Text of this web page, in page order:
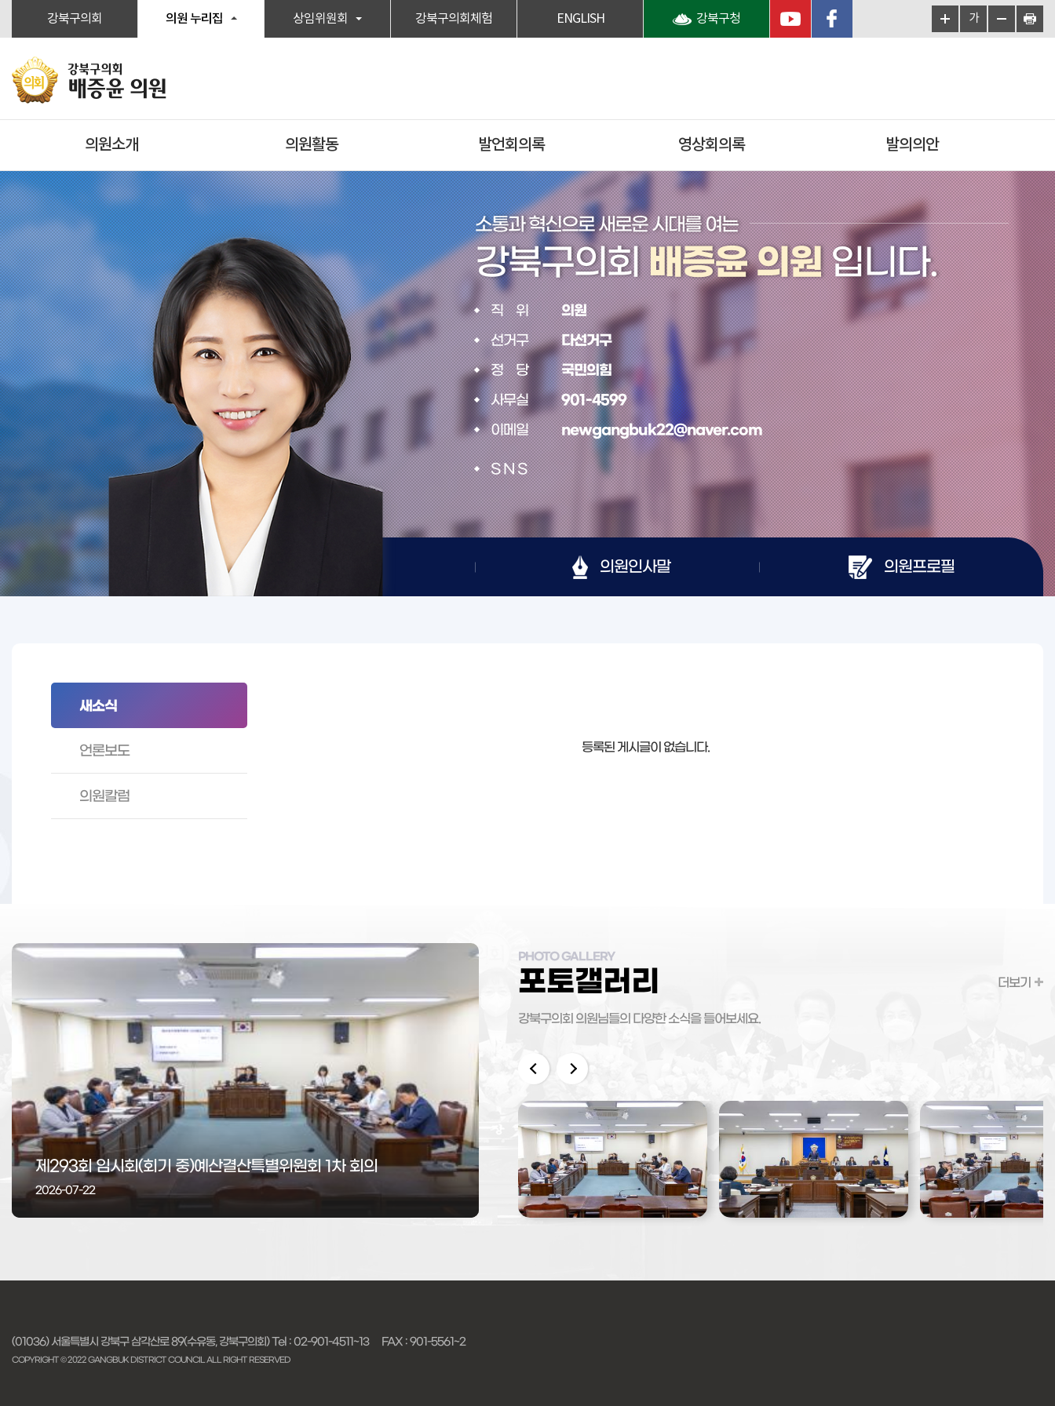
강북구의회
의원 누리집 상임위원회 강북구의회체험 ENGLISH 강북구청 가
강북구의회
배증윤 의원
의원소개 의원활동 발언회의록 영상회의록 발의의안
소통과 혁신으로 새로운 시대를 여는
강북구의회배증윤 의원입니다.
직위 의원
선거구 다선거구
정당 국민의힘
사무실 901-4599
이메일 newgangbuk22@naver.com
SNS
의원인사말 의원프로필
새소식
등록된 게시글이 없습니다.
언론보도
의원칼럼
포토갤러리
강북구의회 의원님들의 다양한 소식을 들어보세요.
제293회 임시회(회기 중)예산결산특별위원회 1차 회의
2026-07-22
제293회 임시회 제2차 본회의
2026-07-22
제293회 임시회 (행정문화위원회 1차 회의)
2026-07-15
제293회 임시회 제1차 본회의
2026-07-14
제10대 강북구의회 개원식
2026-07-09
제292회 임시회 - 제1차 행정문화위원회 회의
2026-07-08
제10대 강북구의회 개원
2026-07-08
제292회 임시회(제2차 본회의)
2026-07-08
제292회 임시회 (제1차 본회의)
2026-07-07
더보기
(01036) 서울특별시 강북구 삼각산로 89(수유동, 강북구의회) Tel : 02-901-4511~13 FAX : 901-5561~2
COPYRIGHT © 2022 GANGBUK DISTRICT COUNCIL ALL RIGHT RESERVED